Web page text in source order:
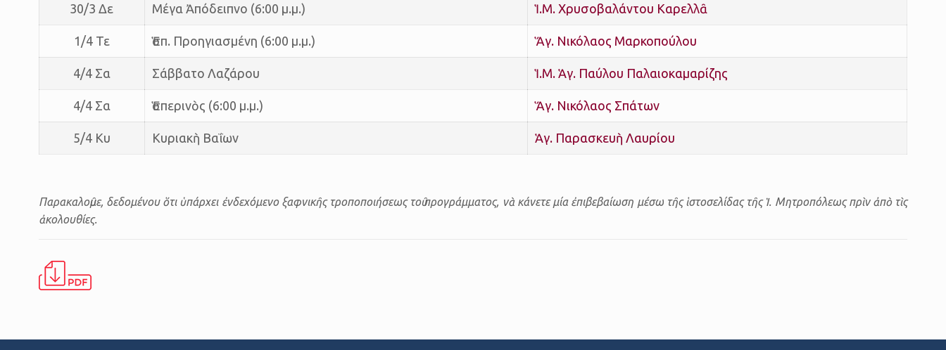
30/3 Δε Μέγα Ἀπόδειπνο (6:00 μ.μ.) Ἱ.Μ. Χρυσοβαλάντου Καρελλᾶ
1/4 Τε Ἑσπ. Προηγιασμένη (6:00 μ.μ.) Ἅγ. Νικόλαος Μαρκοπούλου
4/4 Σα Σάββατο Λαζάρου Ἱ.Μ. Ἁγ. Παύλου Παλαιοκαμαρίζης
4/4 Σα Ἑσπερινὸς (6:00 μ.μ.) Ἅγ. Νικόλαος Σπάτων
5/4 Κυ Κυριακὴ Βαΐων Ἁγ. Παρασκευὴ Λαυρίου
Παρακαλοῦμε, δεδομένου ὅτι ὑπάρχει ἐνδεχόμενο ξαφνικῆς τροποποιήσεως τοῦ προγράμματος, νὰ κάνετε μία ἐπιβεβαίωση μέσω τῆς ἱστοσελίδας τῆς Ἱ. Μητροπόλεως πρὶν ἀπὸ τὶς
ἀκολουθίες.